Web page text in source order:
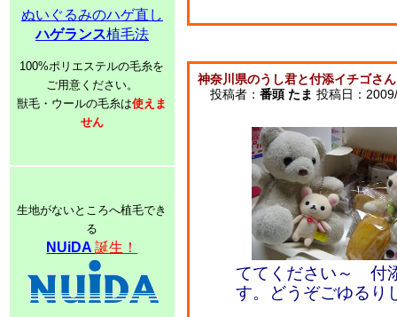
ぬいぐるみのハゲ直し
ハゲランス植毛法
100%ポリエステルの毛糸を
ご用意ください。
獣毛・ウールの毛糸は使えま
せん
生地がないところへ植毛でき
る
NUiDA誕生！
神奈川県のうし君と付添イチゴさん
投稿者： 番頭 たま 投稿日：
ててください～ 付
す。どうぞごゆるり